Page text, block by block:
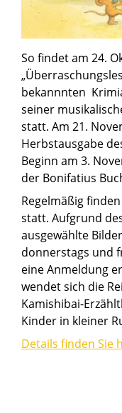
So findet am 24.
bekannnten
seiner
statt. Am 21.
Herbstausgabe
Beginn am 3.
der Bonifatius
Regelmäßig
statt. Aufgrund
ausgewählte
donnerstags und
eine Anmeldung
wendet sich die
Kamishibai-
Kinder in kleiner
Details finden Sie